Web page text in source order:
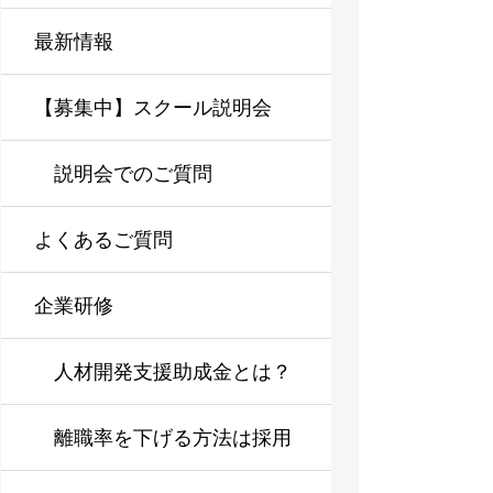
最新情報
【募集中】スクール説明会
説明会でのご質問
よくあるご質問
企業研修
人材開発支援助成金とは？
企業研修を導入しやすくす
離職率を下げる方法は採用